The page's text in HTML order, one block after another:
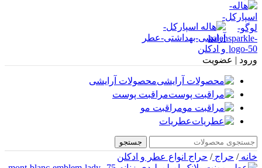
ورود | عضویت
محصولات آرایشی
مراقبت پوست
مراقبت مو
عطریات
جستجو
خانه/ حراج/ حراج انواع عطر و ادکلن